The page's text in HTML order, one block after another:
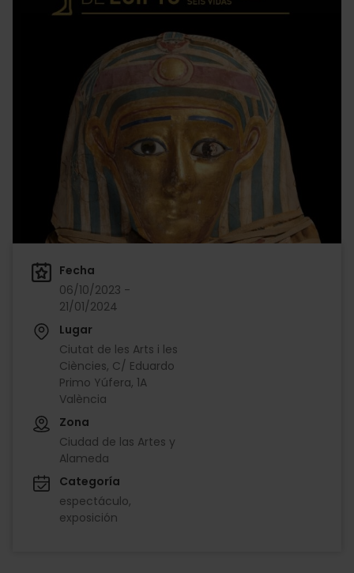
Fecha
06/10/2023 -
21/01/2024
Lugar
Ciutat de les Arts i les
Ciències, C/ Eduardo
Primo Yúfera, 1A
València
Zona
Ciudad de las Artes y
Alameda
Categoría
espectáculo
exposición